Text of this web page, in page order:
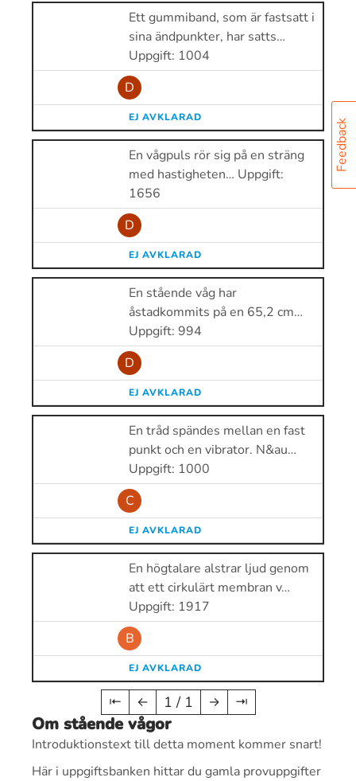
Feedback
Ett gummiband, som är fastsatt i
sina ändpunkter, har satts…
Uppgift: 1004
D
EJ AVKLARAD
En vågpuls rör sig på en sträng
med hastigheten… Uppgift:
1656
D
EJ AVKLARAD
En stående våg har
åstadkommits på en 65,2 cm…
Uppgift: 994
D
EJ AVKLARAD
En tråd spändes mellan en fast
punkt och en vibrator. N&au…
Uppgift: 1000
C
EJ AVKLARAD
En högtalare alstrar ljud genom
att ett cirkulärt membran v…
Uppgift: 1917
B
EJ AVKLARAD
⇤ ← 1 / 1 → ⇥
Om stående vågor
Introduktionstext till detta moment kommer snart!
Här i uppgiftsbanken hittar du gamla provuppgifter